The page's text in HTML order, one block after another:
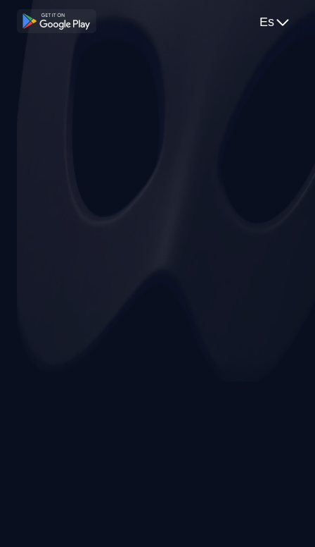
Es
Continuar con Google
Puedes usar SoChat como app de iOS o usar